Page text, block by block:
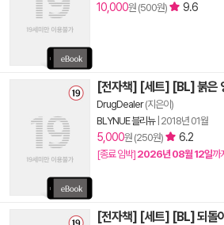
10,000원 (500원) 9.6
[전자책] [세트] [BL] 붉은
DrugDealer(지은이)
BLYNUE 블리뉴| 2018년 01월
5,000원 (250원) 6.2
[종료 임박] 2026년 08월 12일까
[전자책] [세트] [BL] 되돌